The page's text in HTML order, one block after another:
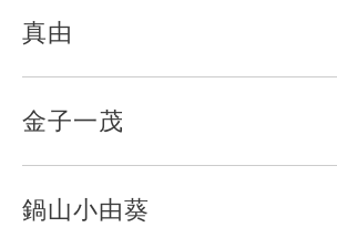
真由
金子一茂
鍋山小由葵